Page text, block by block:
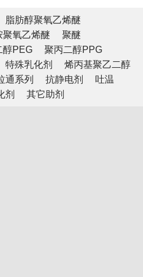
脂肪醇聚氧乙烯醚
聚氧乙烯醚
聚醚
醇PEG
聚丙二醇PPG
特殊乳化剂
烯丙基聚乙二醇
通系列 抗静电剂
吐温
剂 其它助剂